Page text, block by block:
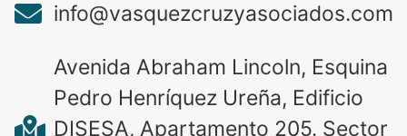
info@vasquezcruzyasociados.com
Avenida Abraham Lincoln, Esquina
Pedro Henríquez Ureña, Edificio
DISESA, Apartamento 205. Sector